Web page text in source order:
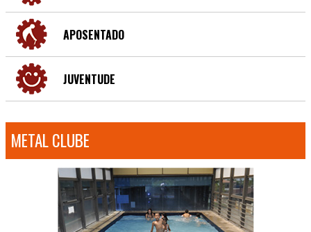
APOSENTADO
JUVENTUDE
METAL CLUBE